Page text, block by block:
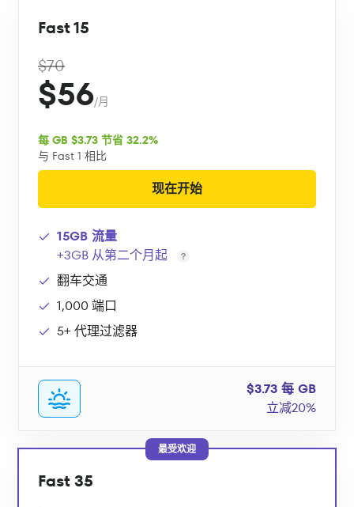
Fast 15
$70
$56/月
每 GB $3.73 节省 32.2%
与 Fast 1 相比
现在开始
15GB 流量
+3GB 从第二个月起
翻车交通
1,000 端口
5+ 代理过滤器
$3.73 每 GB
立减20%
最受欢迎
Fast 35